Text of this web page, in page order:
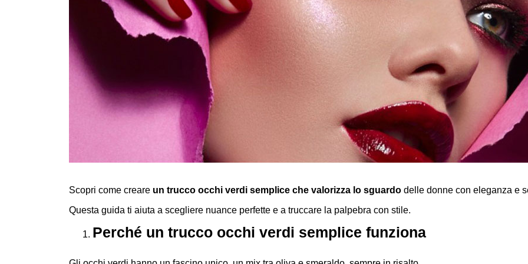
Scopri come creare un trucco occhi verdi semplice che valorizza lo sguardo delle donne con eleganza e
Questa guida ti aiuta a scegliere nuance perfette e a truccare la palpebra con stile.
Perché un trucco occhi verdi semplice funziona